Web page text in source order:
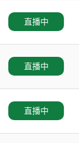
直播中
直播中
直播中